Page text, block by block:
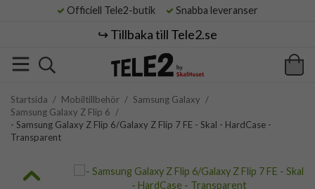
Officiell Tele2-butik Snabba leveranser
↪️ Tillbaka till Tele2.se
Startsida / Mobiltillbehör / Samsung Galaxy /
Samsung Galaxy Z Flip 6 /
- Samsung Galaxy Z Flip 6/Galaxy Z Flip 7 FE - Skal - HardCase -
Transparent